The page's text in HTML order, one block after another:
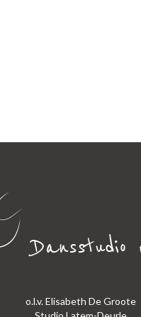
o.l.v. Elisabeth De Groote